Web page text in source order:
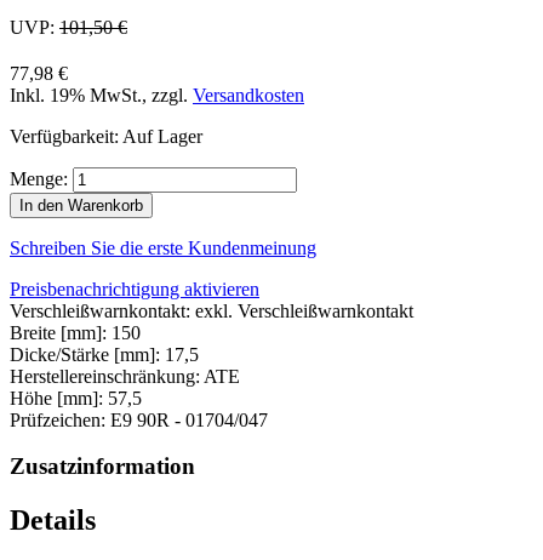
UVP: 101,50 €
77,98 €
Inkl. 19% MwSt., zzgl. Versandkosten
Verfügbarkeit: Auf Lager
Menge:
In den Warenkorb
Schreiben Sie die erste Kundenmeinung
Preisbenachrichtigung aktivieren
Verschleißwarnkontakt: exkl. Verschleißwarnkontakt
Breite [mm]: 150
Dicke/Stärke [mm]: 17,5
Herstellereinschränkung: ATE
Höhe [mm]: 57,5
Prüfzeichen: E9 90R - 01704/047
Zusatzinformation
Details